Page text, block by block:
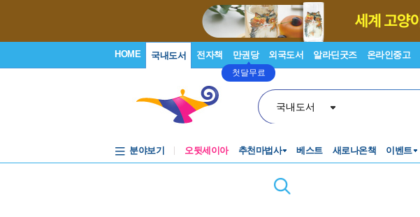
HOME 국내도서 전자책 만권당
첫달무료
외국도서 알라딘굿즈 온라인중고
국내도서
분야보기 오뒷세이아 추천마법사 베스트 새로나온책 이벤트